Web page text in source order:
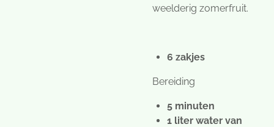
weelderig zomerfruit.
6 zakjes
Bereiding
5 minuten
1 liter water van